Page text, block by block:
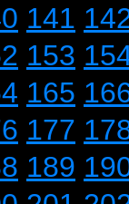
141
153
165
177
189